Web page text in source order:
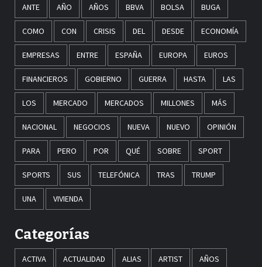
ANTE AÑO AÑOS BBVA BOLSA BUGA
COMO CON CRISIS DEL DESDE ECONOMÍA
EMPRESAS ENTRE ESPAÑA EUROPA EUROS
FINANCIEROS GOBIERNO GUERRA HASTA LAS
LOS MERCADO MERCADOS MILLONES MÁS
NACIONAL NEGOCIOS NUEVA NUEVO OPINIÓN
PARA PERO POR QUÉ SOBRE SPORT
SPORTS SUS TELEFÓNICA TRAS TRUMP
UNA VIVIENDA
Categorías
ACTIVA ACTUALIDAD ALIAS ARTIST AÑOS